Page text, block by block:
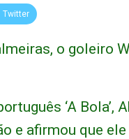
Twitter
o goleiro
‘A
e afirmou que